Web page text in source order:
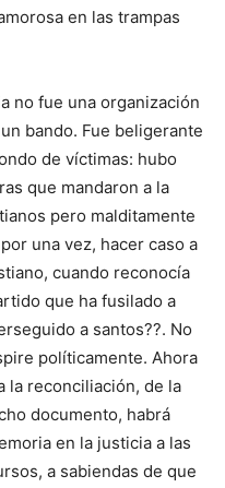
en las trampas
no fue una organización
bando. Fue beligerante
de víctimas: hubo
que mandaron a la
pero malditamente
una vez, hacer caso a
cuando reconocía
que ha fusilado a
a santos??. No
políticamente. Ahora
la reconciliación, de la
documento, habrá
en la justicia a las
a sabiendas de que